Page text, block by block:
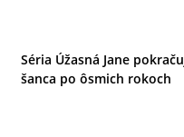
Séria Úžasná Jane
šanca po ôsmich rokoch